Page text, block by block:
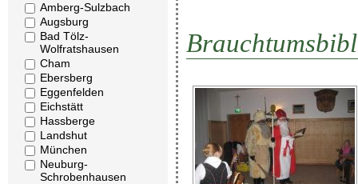
Amberg-Sulzbach
Augsburg
Bad Tölz-
Wolfratshausen
Cham
Ebersberg
Eggenfelden
Eichstätt
Hassberge
Landshut
München
Neuburg-
Schrobenhausen